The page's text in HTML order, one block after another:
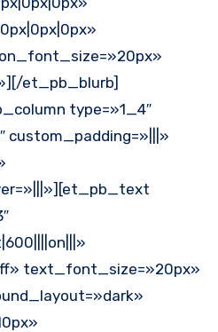
et_pb_blurb]
type=»1_4″
custom_padding=»|||»
text_font_size=»20px»